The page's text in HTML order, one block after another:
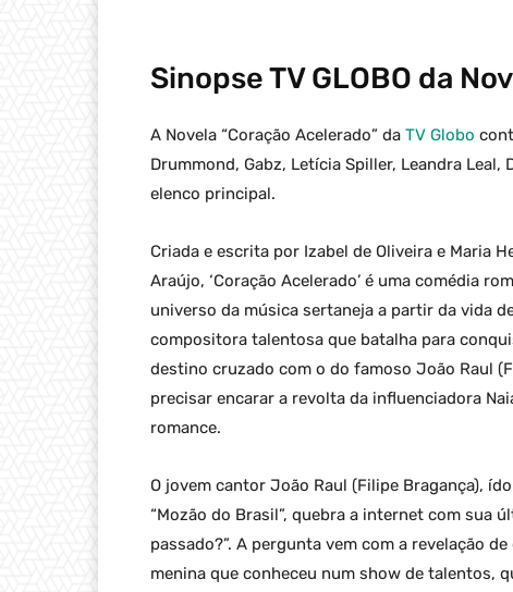
SinopseTV GLOBO da
A Novela “Coração Acelerado” da TV Globo
Drummond, Gabz, Letícia Spiller, Leandra
elenco principal.
Criada e escrita por Izabel de Oliveira e Maria
Araújo, ‘Coração Acelerado’ é uma comédia
universo da música sertaneja a partir da vida
compositora talentosa que batalha para
destino cruzado com o do famoso João Raul
precisar encarar a revolta da influenciadora
romance.
O jovem cantor João Raul (Filipe Bragança),
“Mozão do Brasil”, quebra a internet com sua
passado?”. A pergunta vem com a revelação
menina que conheceu num show de talentos,